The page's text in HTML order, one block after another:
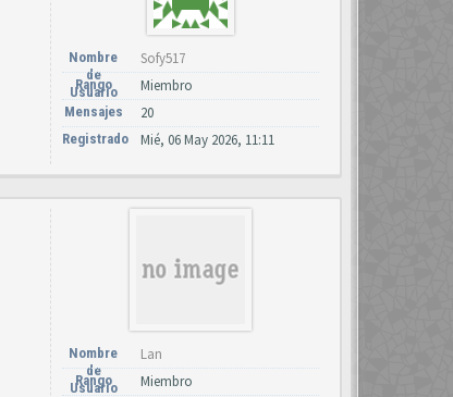
Nombre
de
Usuario
Sofy517
Rango Miembro
Mensajes 20
Registrado Mié, 06 May 2026, 11:11
Nombre
de
Usuario
Lan
Rango Miembro